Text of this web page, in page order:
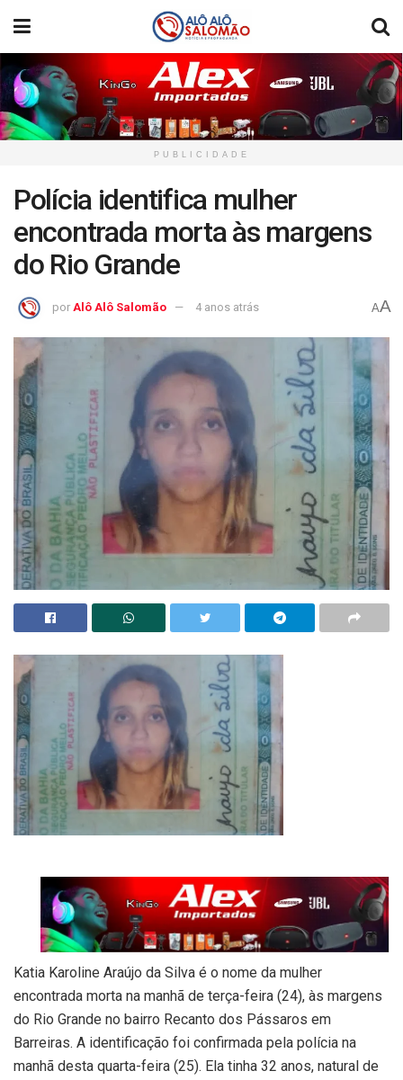
PUBLICIDADE
Polícia identifica mulher
encontrada morta às margens
do Rio Grande
por Alô Alô Salomão 4 anos atrás AA
Katia Karoline Araújo da Silva é o nome da mulher
encontrada morta na manhã de terça-feira (24), às margens
do Rio Grande no bairro Recanto dos Pássaros em
Barreiras. A identificação foi confirmada pela polícia na
manhã desta quarta-feira (25). Ela tinha 32 anos, natural de